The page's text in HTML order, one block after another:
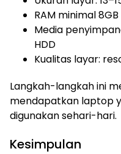
RAM minimal
Media
HDD
Kualitas layar:
Langkah-langkah ini
mendapatkan laptop
digunakan sehari-hari.
Kesimpulan